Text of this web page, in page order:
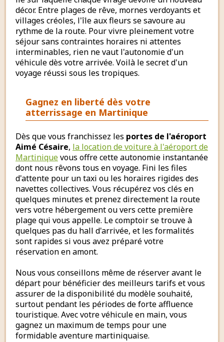
décor. Entre plages de rêve, mornes verdoyants et
villages créoles, l'île aux fleurs se savoure au
rythme de la route. Pour vivre pleinement votre
séjour sans contraintes horaires ni attentes
interminables, rien ne vaut l'autonomie d'un
véhicule dès votre arrivée. Voilà le secret d'un
voyage réussi sous les tropiques.
Gagnez en liberté dès votre
atterrissage en Martinique
Dès que vous franchissez les portes de l'aéroport
Aimé Césaire, la location de voiture à l'aéroport de
Martiniquevous offre cette autonomie instantanée
dont nous rêvons tous en voyage. Fini les files
d'attente pour un taxi ou les horaires rigides des
navettes collectives. Vous récupérez vos clés en
quelques minutes et prenez directement la route
vers votre hébergement ou vers cette première
plage qui vous appelle. Le comptoir se trouve à
quelques pas du hall d'arrivée, et les formalités
sont rapides si vous avez préparé votre
réservation en amont.
Nous vous conseillons même de réserver avant le
départ pour bénéficier des meilleurs tarifs et vous
assurer de la disponibilité du modèle souhaité,
surtout pendant les périodes de forte affluence
touristique. Avec votre véhicule en main, vous
gagnez un maximum de temps pour une
formidable aventure martiniquaise.